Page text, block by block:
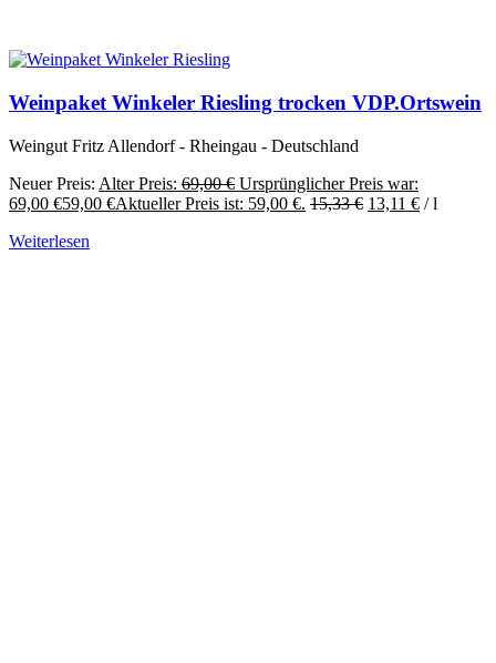
Weinpaket Winkeler Riesling trocken VDP.Ortswein
Weingut Fritz Allendorf - Rheingau - Deutschland
Neuer Preis: Alter Preis: 69,00€ Ursprünglicher Preis war:
69,00 €59,00 €Aktueller Preis ist: 59,00 €. 15,33€ 13,11 € /l
Weiterlesen